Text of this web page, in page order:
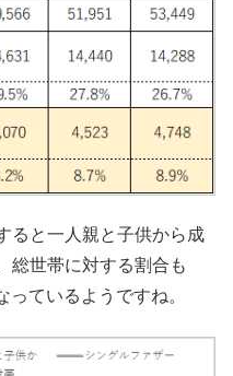
と一人親と子供から成
総世帯に対する割合も
ているようですね。